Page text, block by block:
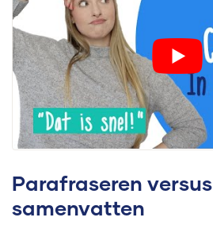
Parafraseren versus
samenvatten